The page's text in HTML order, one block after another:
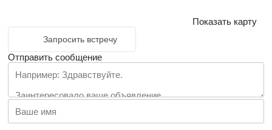
Показать карту
Запросить встречу
Отправить сообщение